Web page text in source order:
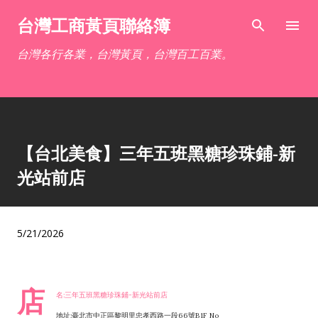
跳到主要內容
台灣工商黃頁聯絡簿
台灣各行各業，台灣黃頁，台灣百工百業。
【台北美食】三年五班黑糖珍珠鋪-新
光站前店
5/21/2026
店 名:三年五班黑糖珍珠鋪-新光站前店
地址:臺北市中正區黎明里忠孝西路一段66號B1F No